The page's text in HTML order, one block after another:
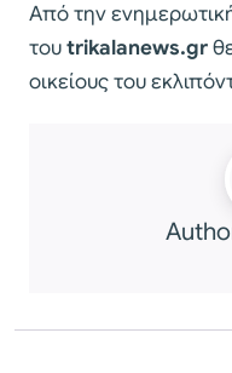
Από την
τουtrikalanews.gr
οικείους του